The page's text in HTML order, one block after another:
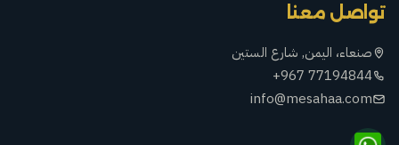
تواصل معنا
صنعاء، اليمن, شارع الستين
+967 77194844
info@mesahaa.com